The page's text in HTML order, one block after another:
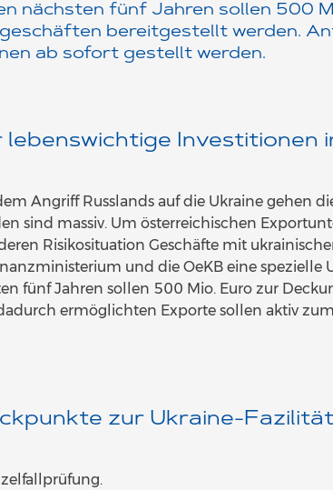
nächsten fünf Jahren sollen 500
bereitgestellt werden.
ab sofort gestellt werden.
lebenswichtige Investitionen
Angriff Russlands auf die Ukraine gehen
sind massiv. Um österreichischen
Risikosituation Geschäfte mit
und die OeKB eine spezielle
fünf Jahren sollen 500 Mio. Euro zur
ermöglichten Exporte sollen aktiv
zur Ukraine-Fazilität